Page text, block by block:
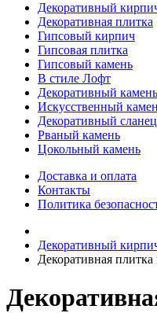
Декоративный
Декоративная плитка
Гипсовый кирпич
Гипсовая плитка
Гипсовый камень
В стиле Лофт
Декоративный камень
Искусственный
Декоративный сланец
Рваный камень
Цокольный камень
Доставка и оплата
Контакты
Политика
Декоративный
Декоративная